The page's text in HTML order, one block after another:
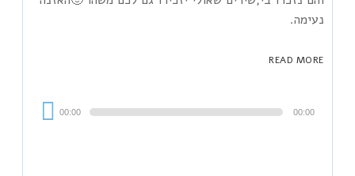
נעימה.
READ MORE
00:00 00:00